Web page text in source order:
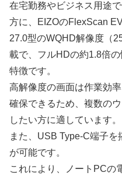
在宅勤務やビジネス用途
方に、EIZOのFlexScan
27.0型のWQHD解像度（
載で、フルHDの約1.8倍
特徴です。
高解像度の画面は作業効
確保できるため、複数の
したい方に適しています。
また、USB Type-C端子
が可能です。
これにより、ノートPCの